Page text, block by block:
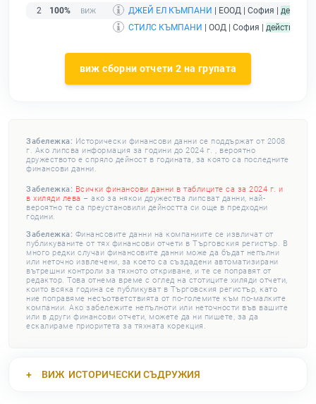
2
100% ДЖЕЙ ЕЛ КЪМПАНИ | ЕООД | София |
СТИЛС КЪМПАНИ
| ООД | София | действащ
виж сборни отчети 2 на групата
Забележка: Исторически финансови данни се поддържат от 2008
г. Ако липсва информация за години до 2024 г. , вероятно
дружеството е спряло дейност в годината, за която са последните
финансови данни.
Забележка: Всички финансови данни в таблиците са за 2024 г. и
в хиляди лева – ако за някои дружества липсват данни, най-
вероятно те са преустановили дейността си още в предходни
години.
Забележка: Финансовите данни на компаниите се извличат от
публикуваните от тях финансови отчети в Търговския регистър. В
много редки случаи финансовите данни може да бъдат непълни
или неточно извлечени, за което са създадени автоматизирани
вътрешни контроли за тяхното откриване, и те се поправят от
редактор. Това отнема време с оглед на стотиците хиляди отчети,
които всяка година се публикуват в Търговския регистър, като
ние поправяме несъответствията от по-големите към по-малките
компании. Ако забележите непълноти или неточности във вашите
или в други финансови отчети, можете да ни пишете, за да
ескалираме приоритета за тяхната корекция.
ВИЖ ИСТОРИЧЕСКИ СЪДРУЖИЯ